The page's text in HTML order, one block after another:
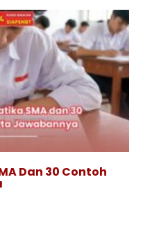
Dan 30 Contoh